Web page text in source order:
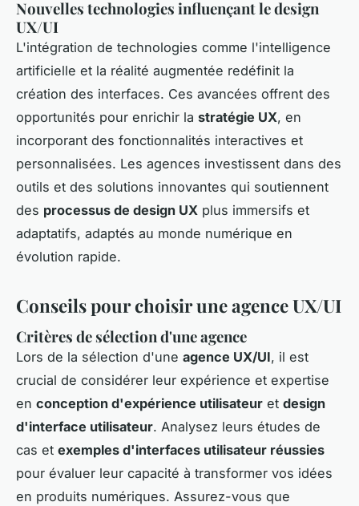
Nouvelles technologies influençant le design
UX/UI
L'intégration de technologies comme l'intelligence
artificielle et la réalité augmentée redéfinit la
création des interfaces. Ces avancées offrent des
opportunités pour enrichir la stratégie UX, en
incorporant des fonctionnalités interactives et
personnalisées. Les agences investissent dans des
outils et des solutions innovantes qui soutiennent
des processus de design UX plus immersifs et
adaptatifs, adaptés au monde numérique en
évolution rapide.
Conseils pour choisir une agence UX/UI
Critères de sélection d'une agence
Lors de la sélection d'une agence UX/UI, il est
crucial de considérer leur expérience et expertise
en conception d'expérience utilisateur et design
d'interface utilisateur. Analysez leurs études de
cas et exemples d'interfaces utilisateur réussies
pour évaluer leur capacité à transformer vos idées
en produits numériques. Assurez-vous que